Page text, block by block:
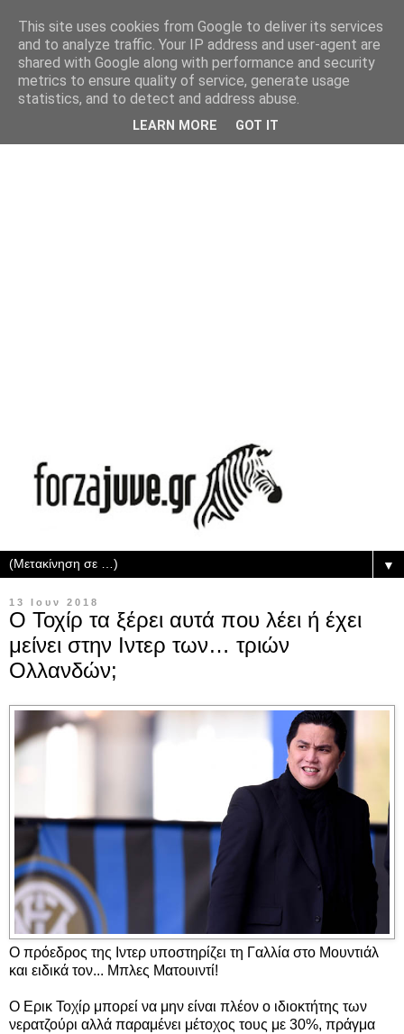
▼
13 Ιουν 2018
Ο Τοχίρ τα ξέρει αυτά που λέει ή έχει
μείνει στην Ιντερ των… τριών
Ολλανδών;
Ο πρόεδρος της Ιντερ υποστηρίζει τη Γαλλία στο Μουντιάλ
και ειδικά τον... Μπλες Ματουιντί!
Ο Ερικ Τοχίρ μπορεί να μην είναι πλέον ο ιδιοκτήτης των
νερατζούρι αλλά παραμένει μέτοχος τους με 30%, πράγμα
This site uses cookies from Google to deliver its services
and to analyze traffic. Your IP address and user-agent are
shared with Google along with performance and security
metrics to ensure quality of service, generate usage
statistics, and to detect and address abuse.
LEARN MORE GOT IT